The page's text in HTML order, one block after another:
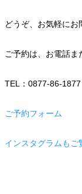
どうぞ、お気軽にお
ご予約は、お電話ま
TEL：0877-86-1877
ご予約フォーム
インスタグラムもご